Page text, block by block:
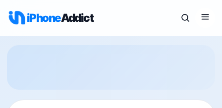
iPhoneAddict